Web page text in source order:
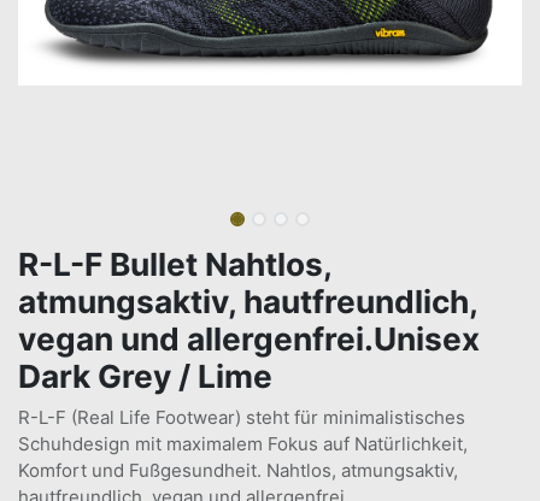
R-L-F Bullet Nahtlos,
atmungsaktiv, hautfreundlich,
vegan und allergenfrei.Unisex
Dark Grey / Lime
R-L-F (Real Life Footwear) steht für minimalistisches
Schuhdesign mit maximalem Fokus auf Natürlichkeit,
Komfort und Fußgesundheit. Nahtlos, atmungsaktiv,